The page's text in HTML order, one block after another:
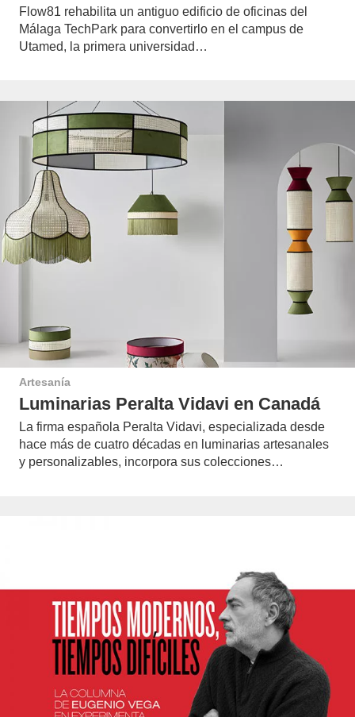
Flow81 rehabilita un antiguo edificio de oficinas del
Málaga TechPark para convertirlo en el campus de
Utamed, la primera universidad…
Artesanía
Luminarias Peralta Vidavi en Canadá
La firma española Peralta Vidavi, especializada desde
hace más de cuatro décadas en luminarias artesanales
y personalizables, incorpora sus colecciones…